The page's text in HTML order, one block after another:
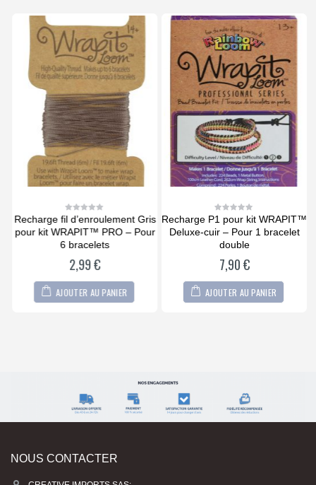
0
out
of
5
Recharge fil d’enroulement Gris
pour kit WRAPIT™ PRO – Pour
6 bracelets
2,99€
AJOUTER AU PANIER
0
out
of
Recharge P1 pour kit WRAPIT™
Deluxe-cuir – Pour 1 bracelet
double
7,90€
AJOUTER AU PANIER
NOUS CONTACTER